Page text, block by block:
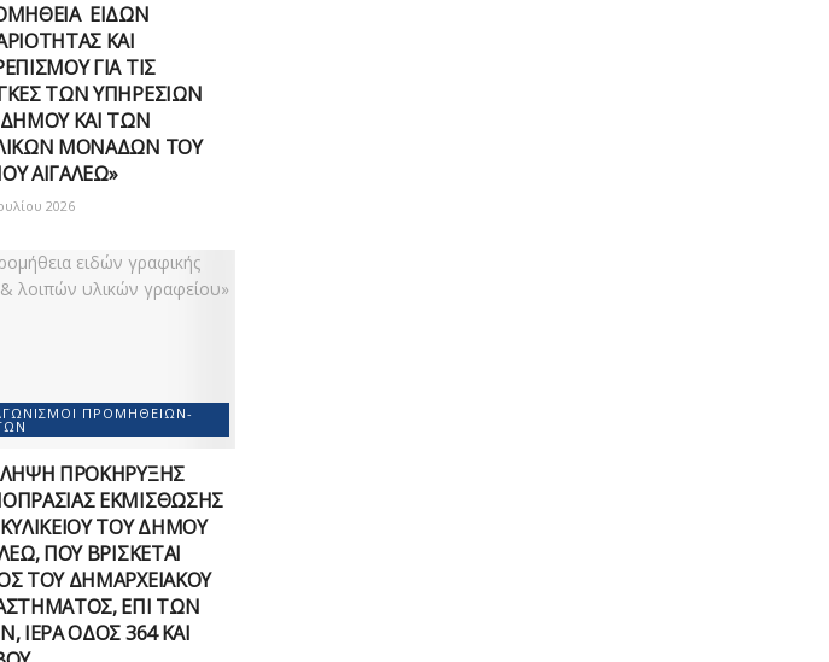
ΕΙΔΩΝ
ΚΑΙ
ΓΙΑ ΤΙΣ
ΤΩΝ ΥΠΗΡΕΣΙΩΝ
ΚΑΙ ΤΩΝ
ΜΟΝΑΔΩΝ ΤΟΥ
ΑΙΓΑΛΕΩ»
2026
ΠΡΟΜΗΘΕΙΏΝ-
ΠΡΟΚΗΡΥΞΗΣ
ΕΚΜΙΣΘΩΣΗΣ
ΤΟΥ ΔΗΜΟΥ
ΠΟΥ ΒΡΙΣΚΕΤΑΙ
ΤΟΥ ΔΗΜΑΡΧEΙΑΚΟΥ
ΕΠΙ ΤΩΝ
ΙΕΡΑ ΟΔΟΣ 364 ΚΑΙ